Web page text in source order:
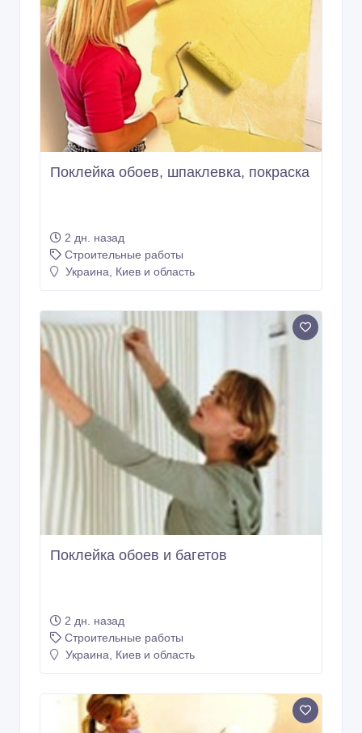
Поклейка обоев, шпаклевка, покраска
2 дн. назад
Строительные работы
Украина, Киев и область
Поклейка обоев и багетов
2 дн. назад
Строительные работы
Украина, Киев и область